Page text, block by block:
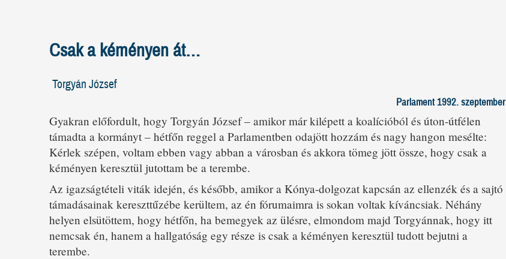
Csak a kéményen át…
Torgyán József
Parlament 1992. szeptember
Gyakran előfordult, hogy Torgyán József – amikor már kilépett a koalícióból és úton-útfélen
támadta a kormányt – hétfőn reggel a Parlamentben odajött hozzám és nagy hangon mesélte:
Kérlek szépen, voltam ebben vagy abban a városban és akkora tömeg jött össze, hogy csak a
kéményen keresztül jutottam be a terembe.
Az igazságtételi viták idején, és később, amikor a Kónya-dolgozat kapcsán az ellenzék és a sajtó
támadásainak kereszttűzébe kerültem, az én fórumaimra is sokan voltak kíváncsiak. Néhány
helyen elsütöttem, hogy hétfőn, ha bemegyek az ülésre, elmondom majd Torgyánnak, hogy itt
nemcsak én, hanem a hallgatóság egy része is csak a kéményen keresztül tudott bejutni a
terembe.